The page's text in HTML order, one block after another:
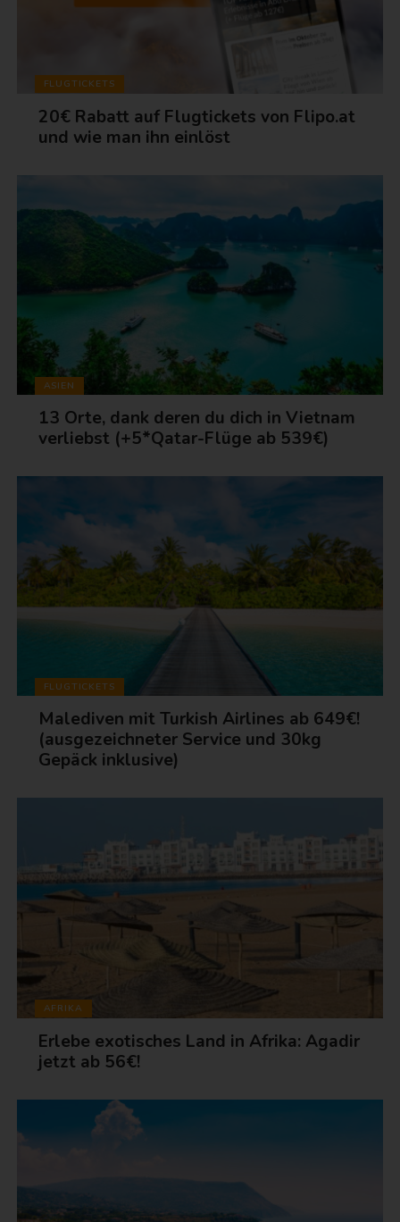
FLUGTICKETS
20€ Rabatt auf Flugtickets von Flipo.at
und wie man ihn einlöst
ASIEN
13 Orte, dank deren du dich in Vietnam
verliebst (+5*Qatar-Flüge ab 539€)
FLUGTICKETS
Malediven mit Turkish Airlines ab 649€!
(ausgezeichneter Service und 30kg
Gepäck inklusive)
AFRIKA
Erlebe exotisches Land in Afrika: Agadir
jetzt ab 56€!